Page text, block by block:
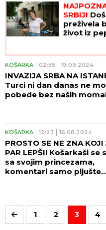
SRBIJI
preživela
život iz
KOŠARKA 02:55 19.09.2024
INVAZIJA SRBA NA
Turci ni dan danas ne
pobede bez naših
KOŠARKA 12:23 16.08.2024
PROSTO SE NE ZNA KOJI
PAR LEPŠI! Košarkaši se
sa svojim princezama,
komentari samo pljušte
1 2 3 4